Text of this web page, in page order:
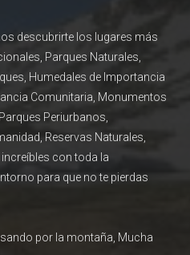
descubrirte los lugares más
Parques Naturales,
Humedales de Importancia
Comunitaria, Monumentos
Periurbanos,
Reservas Naturales,
con toda la
para que no te pierdas
por la montaña, Mucha